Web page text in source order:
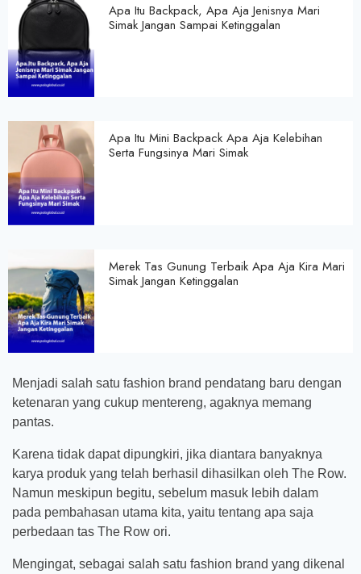
Apa Itu Backpack, Apa Aja Jenisnya Mari
Simak Jangan Sampai Ketinggalan
Apa Itu Mini Backpack Apa Aja Kelebihan
Serta Fungsinya Mari Simak
Merek Tas Gunung Terbaik Apa Aja Kira Mari
Simak Jangan Ketinggalan
Menjadi salah satu fashion brand pendatang baru dengan
ketenaran yang cukup mentereng, agaknya memang
pantas.
Karena tidak dapat dipungkiri, jika diantara banyaknya
karya produk yang telah berhasil dihasilkan oleh The Row.
Namun meskipun begitu, sebelum masuk lebih dalam
pada pembahasan utama kita, yaitu tentang apa saja
perbedaan tas The Row ori.
Mengingat, sebagai salah satu fashion brand yang dikenal